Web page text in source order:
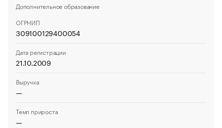
Дополнительное образование
ОГРНИП
309100129400054
Дата регистрации
21.10.2009
Выручка
—
Темп прироста
—